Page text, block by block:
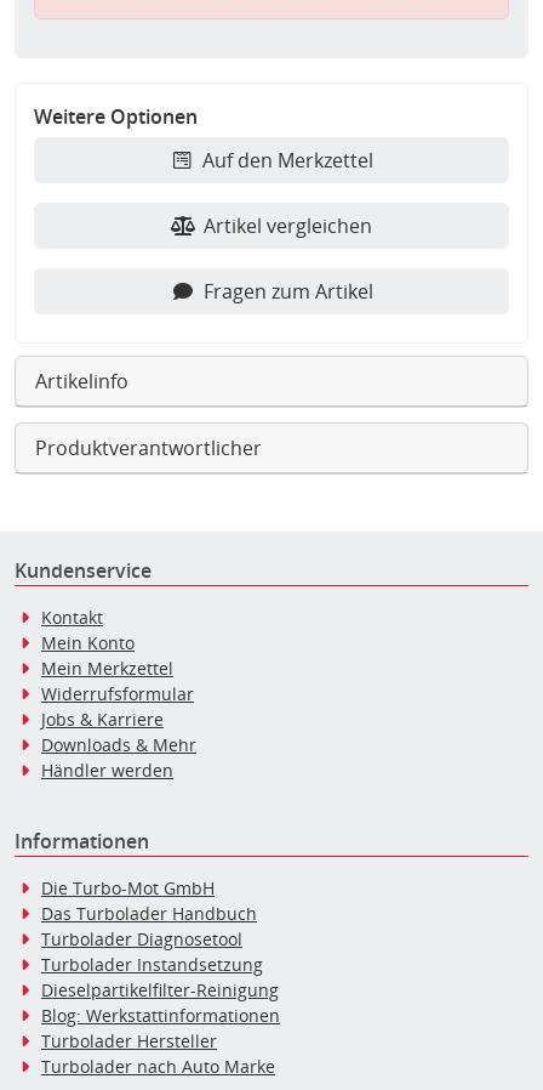
Weitere Optionen
Auf den Merkzettel
Artikel vergleichen
Fragen zum Artikel
Artikelinfo
Produktverantwortlicher
Kundenservice
Kontakt
Mein Konto
Mein Merkzettel
Widerrufsformular
Jobs & Karriere
Downloads & Mehr
Händler werden
Informationen
Die Turbo-Mot GmbH
Das Turbolader Handbuch
Turbolader Diagnosetool
Turbolader Instandsetzung
Dieselpartikelfilter-Reinigung
Blog: Werkstattinformationen
Turbolader Hersteller
Turbolader nach Auto Marke